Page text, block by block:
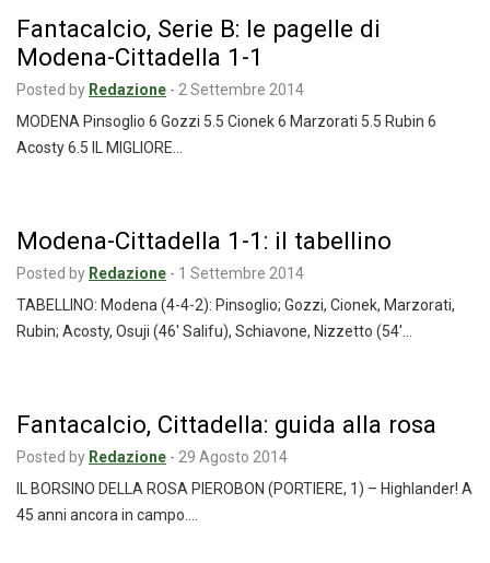
Fantacalcio, Serie B: le pagelle di
Modena-Cittadella 1-1
Posted by Redazione - 2 Settembre 2014
MODENA Pinsoglio 6 Gozzi 5.5 Cionek 6 Marzorati 5.5 Rubin 6
Acosty 6.5 IL MIGLIORE…
Modena-Cittadella 1-1: il tabellino
Posted by Redazione - 1 Settembre 2014
TABELLINO: Modena (4-4-2): Pinsoglio; Gozzi, Cionek, Marzorati,
Rubin; Acosty, Osuji (46′ Salifu), Schiavone, Nizzetto (54′…
Fantacalcio, Cittadella: guida alla rosa
Posted by Redazione - 29 Agosto 2014
IL BORSINO DELLA ROSA PIEROBON (PORTIERE, 1) – Highlander! A
45 anni ancora in campo.…